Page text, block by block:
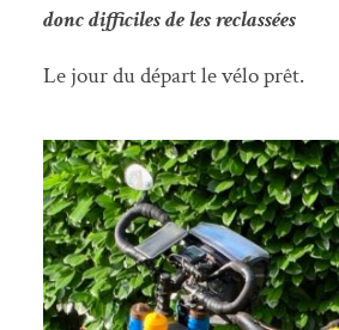
donc difficiles de les reclassées
Le jour du départ le vélo prêt.